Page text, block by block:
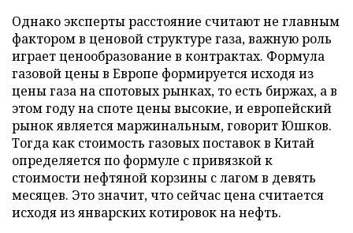
Однако эксперты расстояние считают не главным
фактором в ценовой структуре газа, важную роль
играет ценообразование в контрактах. Формула
газовой цены в Европе формируется исходя из
цены газа на спотовых рынках, то есть биржах, а в
этом году на споте цены высокие, и европейский
рынок является маржинальным, говорит Юшков.
Тогда как стоимость газовых поставок в Китай
определяется по формуле с привязкой к
стоимости нефтяной корзины с лагом в девять
месяцев. Это значит, что сейчас цена считается
исходя из январских котировок на нефть.